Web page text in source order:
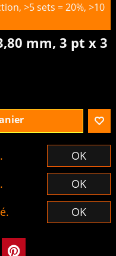
>5 sets = 20%, >10
mm, 3 pt x 3
OK
OK
OK